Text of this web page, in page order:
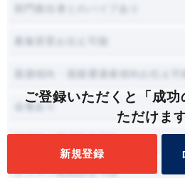
ご登録いただくと「成
ただけます
新規登録
会食あり
オファー面談設定可能